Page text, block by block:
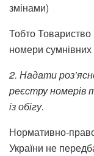
змінами)
Тобто Товариство
номери сумнівних
2. Надати
реєстру номерів
із обігу.
Нормативно-
України не